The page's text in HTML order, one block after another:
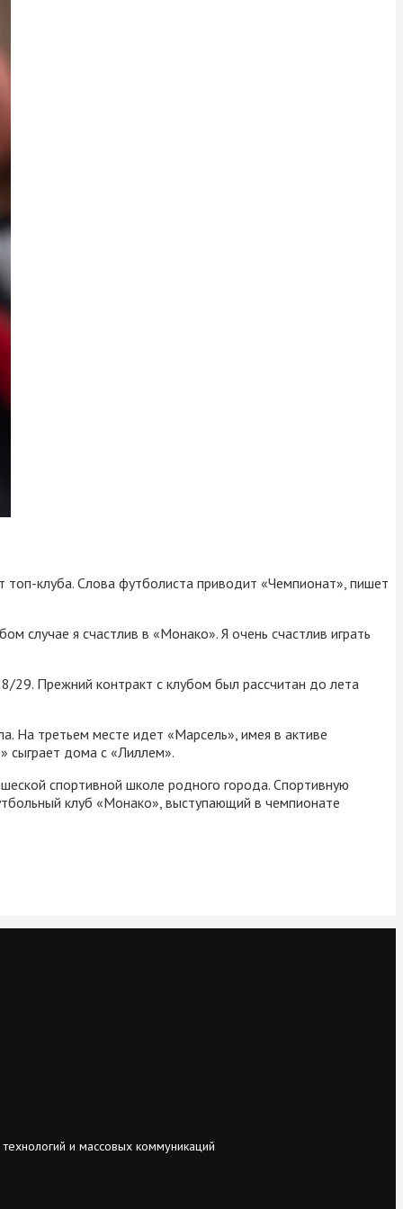
топ-клуба. Слова футболиста приводит «Чемпионат», пишет
случае я счастлив в «Монако». Я очень счастлив играть
29. Прежний контракт с клубом был рассчитан до лета
На третьем месте идет «Марсель», имея в активе
сыграет дома с «Лиллем».
спортивной школе родного города. Спортивную
клуб «Монако», выступающий в чемпионате
и массовых коммуникаций